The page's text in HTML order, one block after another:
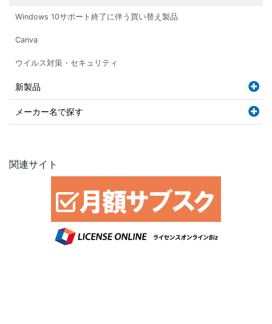
Windows 10サポート終了に伴う買い替え製品
Canva
ウイルス対策・セキュリティ
新製品
メーカー名で探す
関連サイト